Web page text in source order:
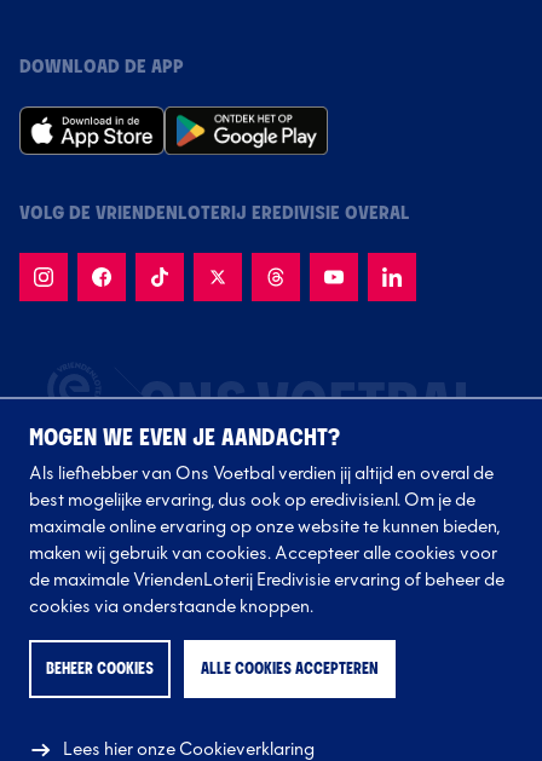
DOWNLOAD DE APP
VOLG DE VRIENDENLOTERIJ EREDIVISIE OVERAL
Volg onze clubs
MOGEN WE EVEN JE AANDACHT?
Als liefhebber van Ons Voetbal verdien jij altijd en overal de
best mogelijke ervaring, dus ook op eredivisie.nl. Om je de
maximale online ervaring op onze website te kunnen bieden,
maken wij gebruik van cookies. Accepteer alle cookies voor
de maximale VriendenLoterij Eredivisie ervaring of beheer de
cookies via onderstaande knoppen.
BEHEER COOKIES ALLE COOKIES ACCEPTEREN
Lees hier onze Cookieverklaring